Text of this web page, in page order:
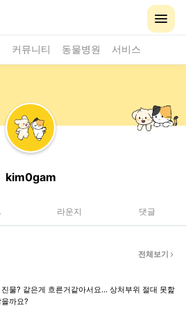
커뮤니티 동물병원 서비스
kim0gam
라운지 댓글
전체보기
물? 같은게 흐른거같아서요... 상처부위 절대 못핥
까요?